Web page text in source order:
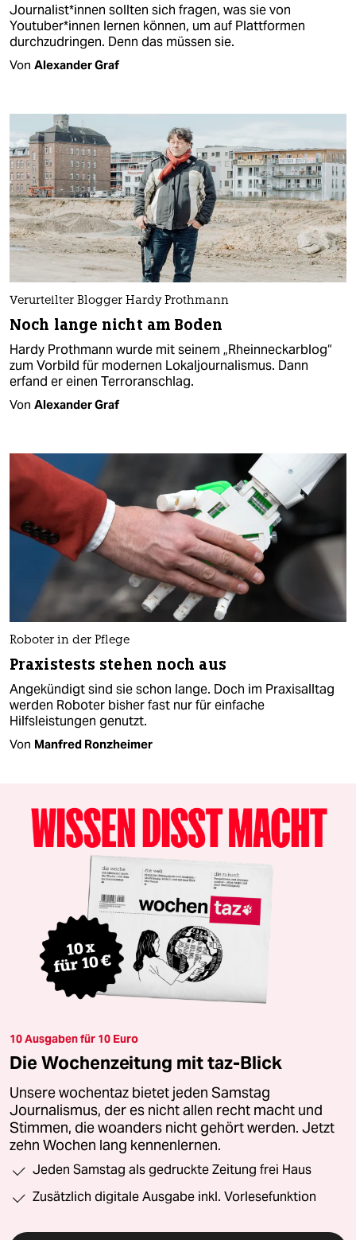
Journalist*innen sollten sich fragen, was sie von
Youtuber*innen lernen können, um auf Plattformen
durchzudringen. Denn das müssen sie.
Von Alexander Graf
Verurteilter Blogger Hardy Prothmann
Noch lange nicht am Boden
Hardy Prothmann wurde mit seinem „Rheinneckarblog“
zum Vorbild für modernen Lokaljournalismus. Dann
erfand er einen Terroranschlag.
Von Alexander Graf
Roboter in der Pflege
Praxistests stehen noch aus
Angekündigt sind sie schon lange. Doch im Praxisalltag
werden Roboter bisher fast nur für einfache
Hilfsleistungen genutzt.
Von Manfred Ronzheimer
10 Ausgaben für 10 Euro
Die Wochenzeitung mit taz-Blick
Unsere wochentaz bietet jeden Samstag
Journalismus, der es nicht allen recht macht und
Stimmen, die woanders nicht gehört werden. Jetzt
zehn Wochen lang kennenlernen.
Jeden Samstag als gedruckte Zeitung frei Haus
Zusätzlich digitale Ausgabe inkl. Vorlesefunktion